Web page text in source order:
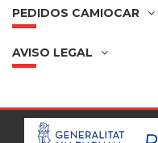
PEDIDOS CAMIOCAR
AVISO LEGAL